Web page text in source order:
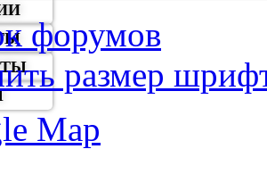
форумов
размер
Map